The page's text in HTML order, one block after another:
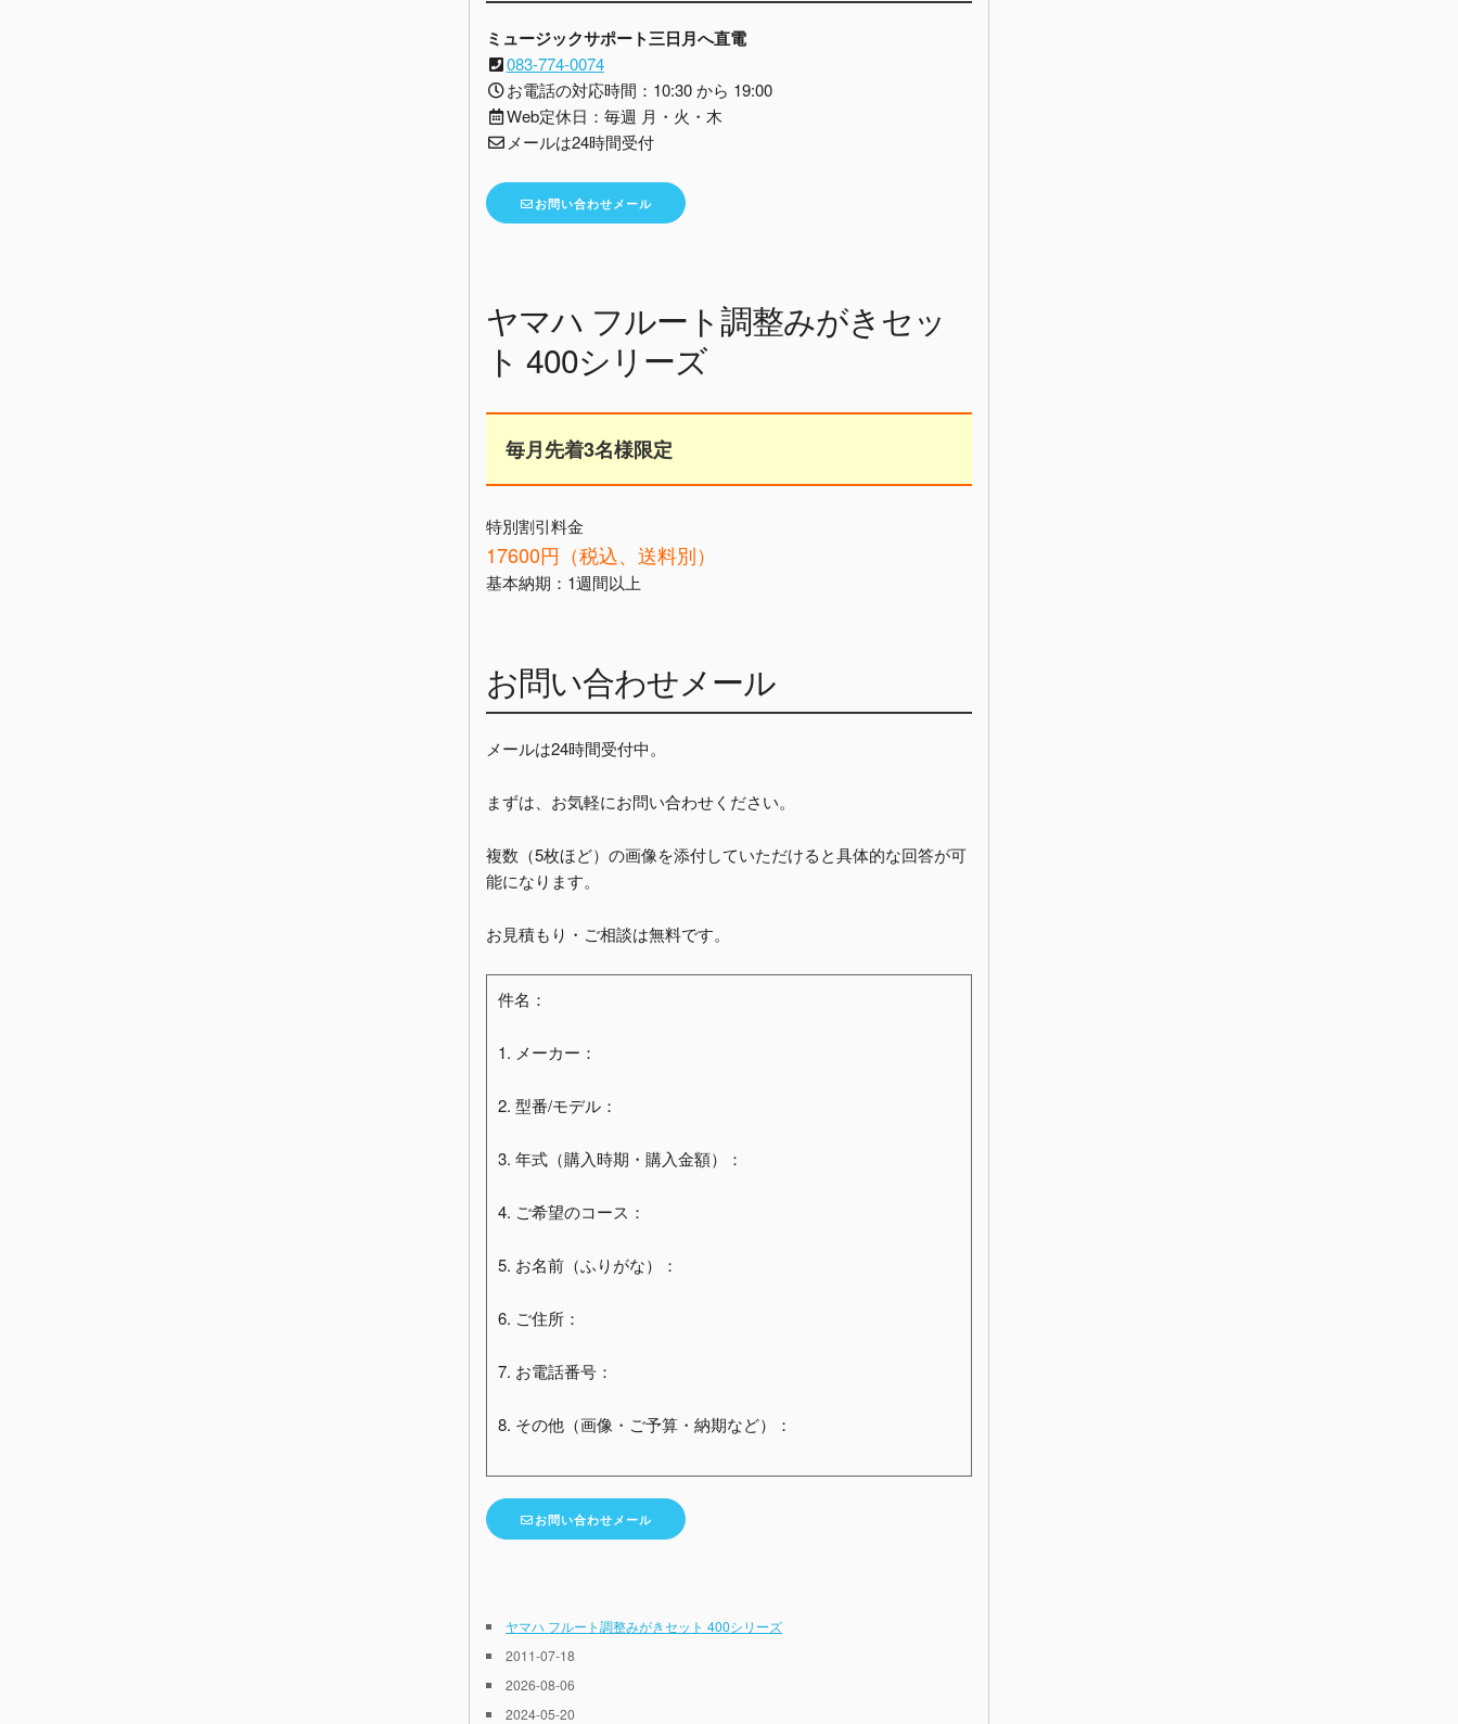
ミュージックサポート三日月へ直電
083-774-0074
お電話の対応時間：10:30 から 19:00
Web定休日：毎週 月・火・木
メールは24時間受付
お問い合わせメール
ヤマハ フルート調整みがきセッ
ト 400シリーズ
毎月先着3名様限定
特別割引料金
17600円（税込、送料別）
基本納期：1週間以上
お問い合わせメール
メールは24時間受付中。
まずは、お気軽にお問い合わせください。
複数（5枚ほど）の画像を添付していただけると具体的な回答が可
能になります。
お見積もり・ご相談は無料です。
件名：
1. メーカー：
2. 型番/モデル：
3. 年式（購入時期・購入金額）：
4. ご希望のコース：
5. お名前（ふりがな）：
6. ご住所：
7. お電話番号：
8. その他（画像・ご予算・納期など）：
お問い合わせメール
ヤマハ フルート調整みがきセット 400シリーズ
2011-07-18
2026-08-06
2024-05-20